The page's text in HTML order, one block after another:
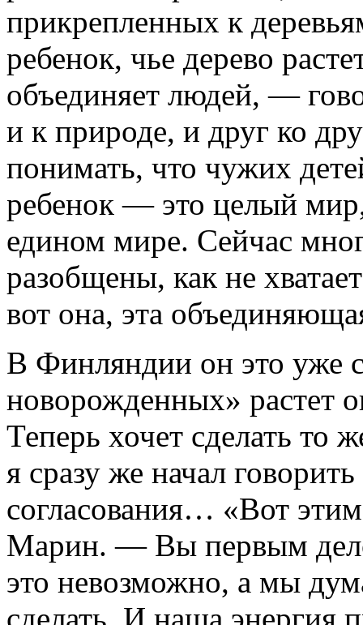
прикрепленных к
ребенок, чье дерево
объединяет людей, —
и к природе, и друг ко
понимать, что чужих
ребенок — это целый
едином мире. Сейчас
разобщены, как не
вот она, эта
В Финляндии он это уже
новорожденных» растет
Теперь хочет сделать то
я сразу же начал
согласования… «Вот
Марин. — Вы первым
это невозможно, а мы